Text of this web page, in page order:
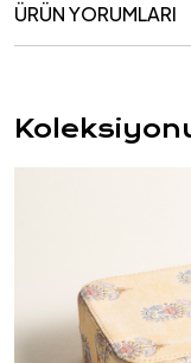
ÜRÜN YORUMLARI